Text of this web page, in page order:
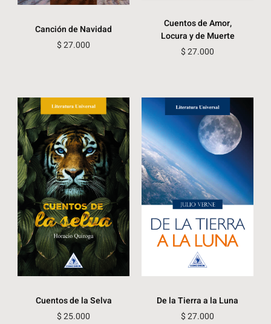
Canción de Navidad
$27.000
Cuentos de Amor,
Locura y de Muerte
$27.000
Cuentos de la Selva
$25.000
De la Tierra a la Luna
$27.000